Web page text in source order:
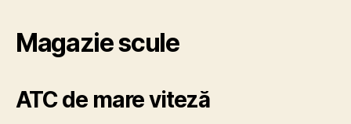
Magazie scule
ATC de mare viteză